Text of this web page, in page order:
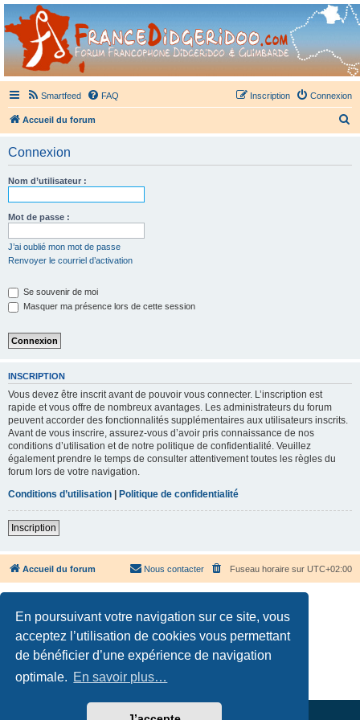
En poursuivant votre navigation sur ce site, vous
acceptez l’utilisation de cookies vous permettant
de bénéficier d’une expérience de navigation
optimale. En savoir plus…
France Didgeridoo
Didgeridoo et Guimbarde sur France Didgeridoo - retrouvez la communauté.
Smartfeed FAQ Connexion
Inscription
Accueil du forum
Connexion
Nom d’utilisateur :
Mot de passe :
J’ai oublié mon mot de passe
Renvoyer le courriel d’activation
Se souvenir de moi
Masquer ma présence lors de cette session
INSCRIPTION
Vous devez être inscrit avant de pouvoir vous connecter. L’inscription est
rapide et vous offre de nombreux avantages. Les administrateurs du forum
peuvent accorder des fonctionnalités supplémentaires aux utilisateurs inscrits.
Avant de vous inscrire, assurez-vous d’avoir pris connaissance de nos
conditions d’utilisation et de notre politique de confidentialité. Veuillez
également prendre le temps de consulter attentivement toutes les règles du
forum lors de votre navigation.
Conditions d’utilisation
Politique de confidentialité
Inscription
Accueil du forum Fuseau horaire sur UTC+02:00
Nous contacter
Développé parphpBB® Forum Software © phpBB Limited
Confidentialité